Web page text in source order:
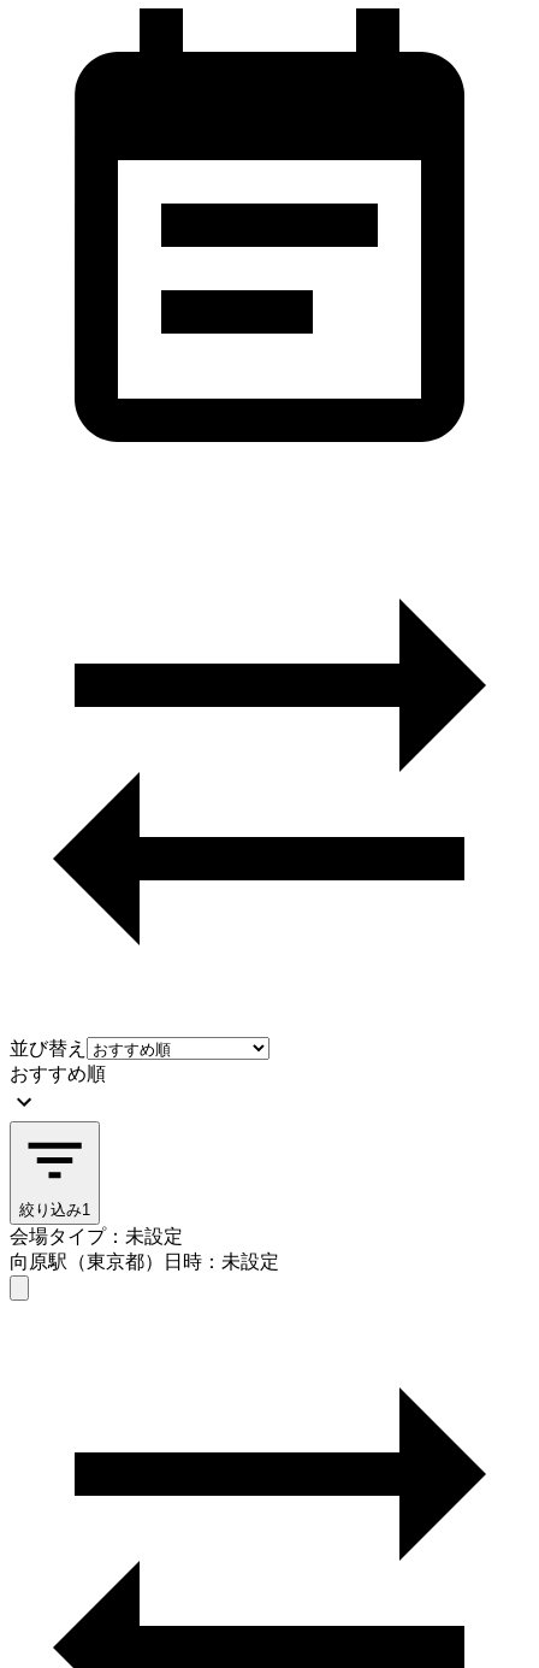
並び替え
おすすめ順
絞り込み1
会場タイプ：未設定
向原駅（東京都）
日時：未設定